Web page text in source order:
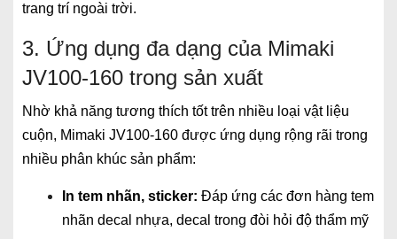
trang trí ngoài trời.
3. Ứng dụng đa dạng của Mimaki
JV100-160 trong sản xuất
Nhờ khả năng tương thích tốt trên nhiều loại vật liệu
cuộn, Mimaki JV100-160 được ứng dụng rộng rãi trong
nhiều phân khúc sản phẩm:
In tem nhãn, sticker: Đáp ứng các đơn hàng tem
nhãn decal nhựa, decal trong đòi hỏi độ thẩm mỹ